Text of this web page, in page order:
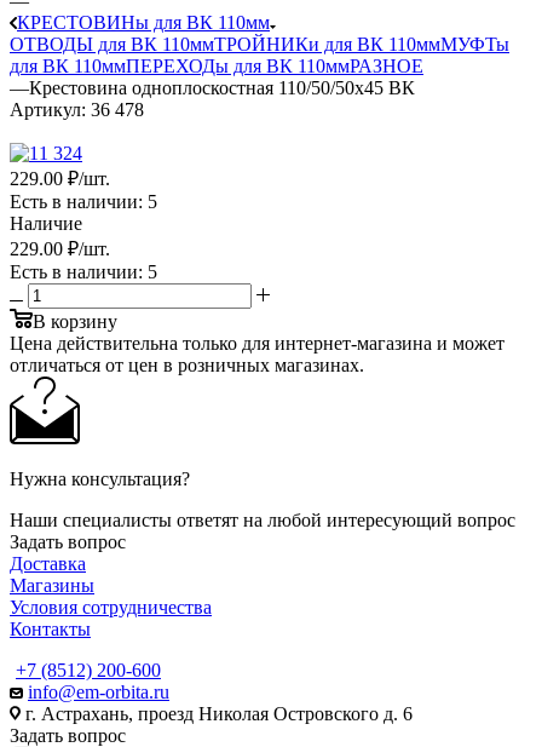
КРЕСТОВИНы для ВК 110мм
ОТВОДЫ для ВК 110ммТРОЙНИКи для ВК 110ммМУФТы
для ВК 110ммПЕРЕХОДы для ВК 110ммРАЗНОЕ
—Крестовина одноплоскостная 110/50/50х45 ВК
Артикул: 36 478
229.00 ₽/шт.
Есть в наличии: 5
Наличие
229.00 ₽/шт.
Есть в наличии: 5
В корзину
Цена действительна только для интернет-магазина и может
отличаться от цен в розничных магазинах.
Нужна консультация?
Наши специалисты ответят на любой интересующий вопрос
Задать вопрос
Доставка
Магазины
Условия сотрудничества
Контакты
+7 (8512) 200-600
info@em-orbita.ru
г. Астрахань, проезд Николая Островского д. 6
Задать вопрос